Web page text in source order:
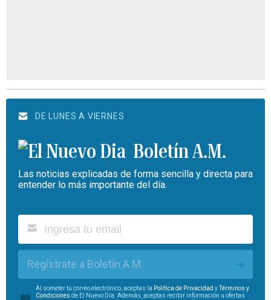
DE LUNES A VIERNES
Boletín A.M.
Las noticias explicadas de forma sencilla y directa para
entender lo más importante del día.
Regístrate a Boletín A.M.
Al someter tu correo electrónico, aceptas la Política de Privacidad y
Términos y
Condiciones de El Nuevo Día. Además, aceptas recibir información u ofertas